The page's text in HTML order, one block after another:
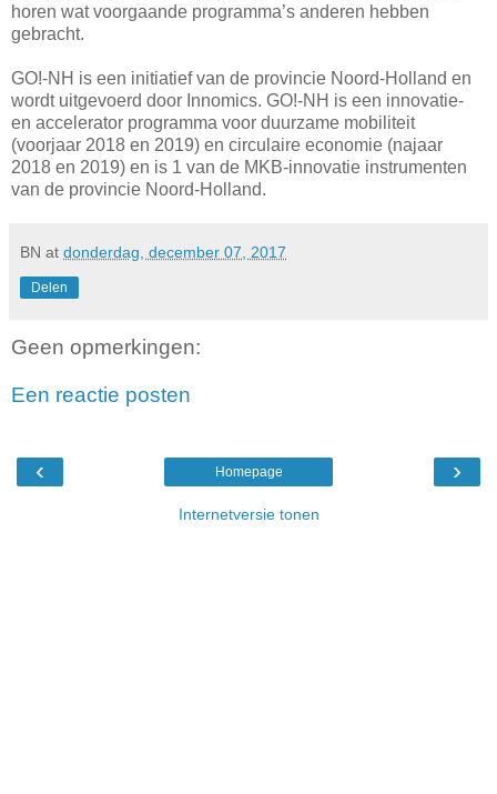
horen wat voorgaande programma’s anderen hebben
gebracht.
GO!-NH is een initiatief van de provincie Noord-Holland en
wordt uitgevoerd door Innomics. GO!-NH is een innovatie-
en accelerator programma voor duurzame mobiliteit
(voorjaar 2018 en 2019) en circulaire economie (najaar
2018 en 2019) en is 1 van de MKB-innovatie instrumenten
van de provincie Noord-Holland.
BN at donderdag, december 07, 2017
Delen
Geen opmerkingen:
Een reactie posten
‹ ›
Homepage
Internetversie tonen